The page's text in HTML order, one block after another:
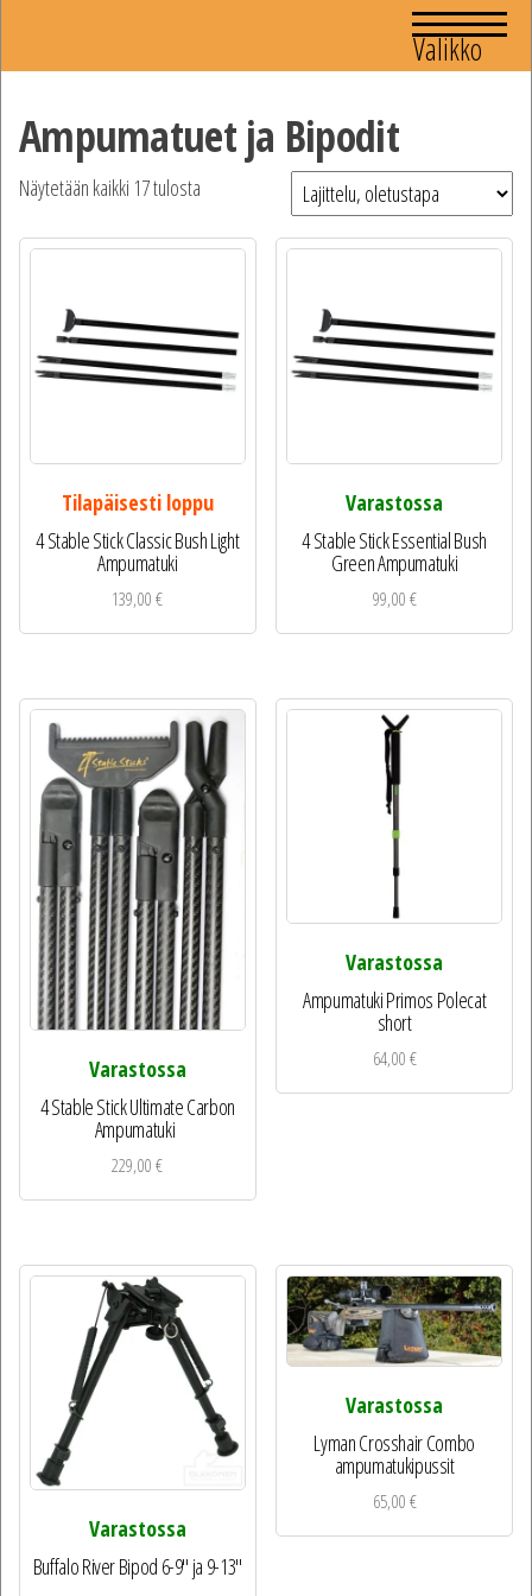
Valikko
Ampumatuet ja Bipodit
Näytetään kaikki 17 tulosta
Tilapäisesti loppu
4 Stable Stick Classic Bush Light
Ampumatuki
139,00€
Varastossa
4 Stable Stick Essential Bush
Green Ampumatuki
99,00€
Varastossa
4 Stable Stick Ultimate Carbon
Ampumatuki
229,00€
Varastossa
Ampumatuki Primos Polecat
short
64,00€
Varastossa
Buffalo River Bipod 6-9″ ja 9-13″
Varastossa
Lyman Crosshair Combo
ampumatukipussit
65,00€